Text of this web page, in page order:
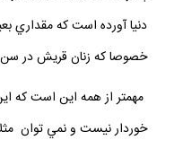
دنيا آورده است كه مقداري
خصوصا كه زنان قريش در سن 60 سالگي يائسه مي شوند.
مهمتر از همه اين است كه
خوردار نيست و نمي توان